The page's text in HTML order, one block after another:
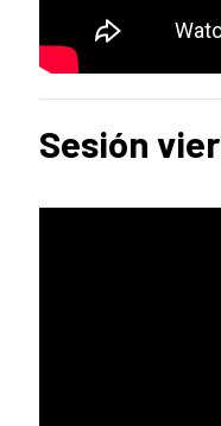
Sesión